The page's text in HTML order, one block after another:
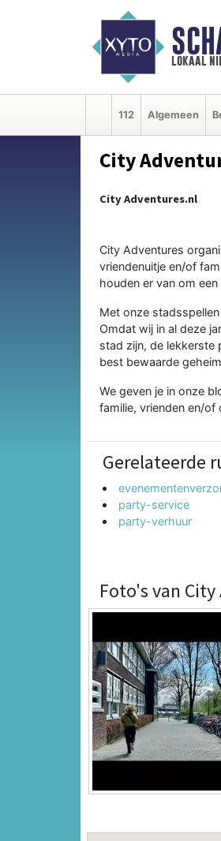
lokaal
112 Algemeen
City
City Adventures.nl
City Adventures
vriendenuitje en/of
houden er van om
Met onze
Omdat wij in al deze
stad zijn, de lekkerste
best bewaarde
We geven je in onze
familie, vrienden en/of
Gerelateerde
party-service
party-verhuur
Foto's van